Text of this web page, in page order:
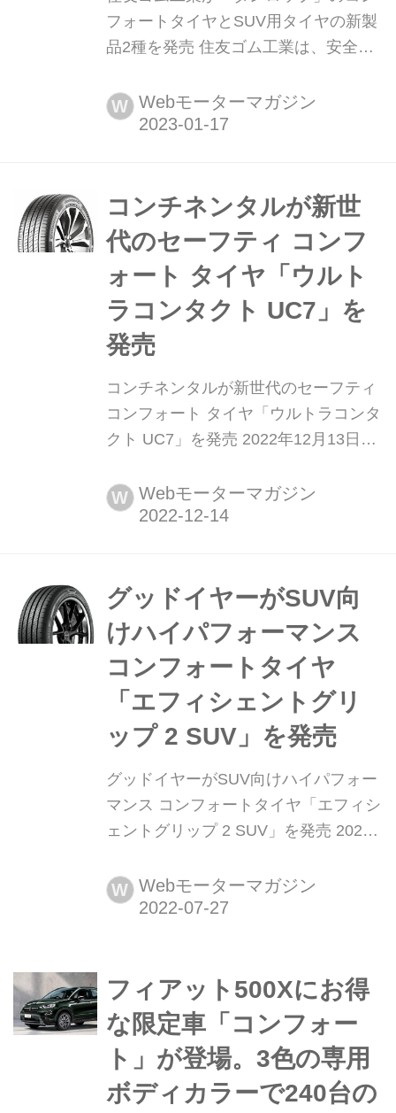
フォートタイヤとSUV用タイヤの新製
品2種を発売 住友ゴム工業は、安全性
ンフォートタイヤ「ダンロップ ル・マ
ン V+(ファイブプラス)」(タイトル写
ントレック PT5」(同右)を2023年2月1
日から順次発売する。価格は、...
W Webモーターマガジン
コンチネンタルが新世
代のセーフティ コンフ
ォート タイヤ「ウルト
ラコンタクト UC7」を
発売
コンチネンタルが新世代のセーフティ
コンフォート タイヤ「ウルトラコンタ
クト UC7」を発売 2022年12月13日、
安全性を最優先に優れた静粛性とロン
グライフに重点を置いて開発したセー
2023年1月より順次発売する。
W Webモーターマガジン
グッドイヤーがSUV向
けハイパフォーマンス
コンフォートタイヤ
「エフィシェントグリ
ップ 2 SUV」を発売
グッドイヤーがSUV向けハイパフォー
マンス コンフォートタイヤ「エフィシ
ェントグリップ 2 SUV」を発売 2022
向けのハイパフォーマンス コンフォー
トタイヤ「EfficientGrip(エフィシェン
W Webモーターマガジン
フィアット500Xにお得
な限定車「コンフォー
ト」が登場。3色の専用
ボディカラーで240台の